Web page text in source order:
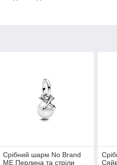
Срібний шарм No Brand
ME Перлина та стріли